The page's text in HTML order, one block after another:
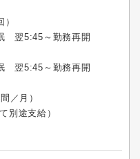
）
翌5:45～勤務再開
翌5:45～勤務再開
／月）
別途支給）